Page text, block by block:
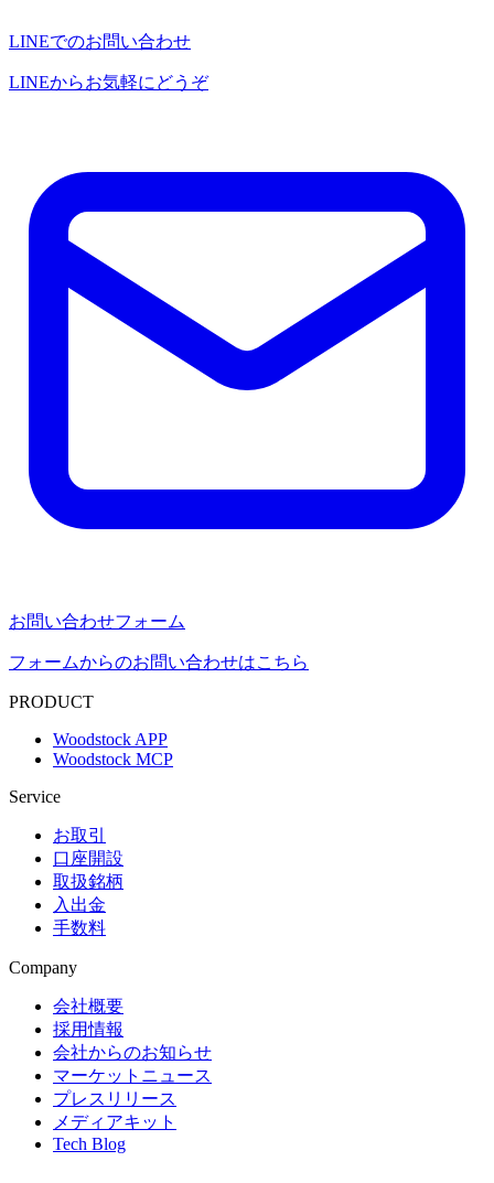
LINEでのお問い合わせ
LINEからお気軽にどうぞ
お問い合わせフォーム
フォームからのお問い合わせはこちら
PRODUCT
Woodstock APP
Woodstock MCP
Service
お取引
口座開設
取扱銘柄
入出金
手数料
Company
会社概要
採用情報
会社からのお知らせ
マーケットニュース
プレスリリース
メディアキット
Tech Blog